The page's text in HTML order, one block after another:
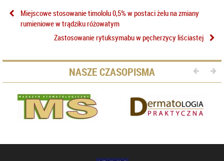
Miejscowe stosowanie timololu 0,5% w postaci żelu na zmiany
rumieniowe w trądziku różowatym
Zastosowanie rytuksymabu w pęcherzycy liściastej
NASZE CZASOPISMA